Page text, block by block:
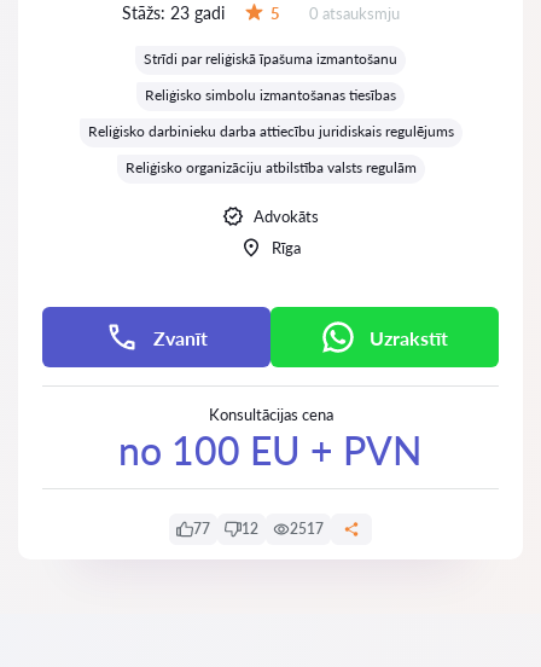
Stāžs: 23 gadi 5 Atsauksmes:
0 atsauksmju
Strīdi par reliģiskā īpašuma izmantošanu
Reliģisko simbolu izmantošanas tiesības
Reliģisko darbinieku darba attiecību juridiskais regulējums
Reliģisko organizāciju atbilstība valsts regulām
Advokāts
Rīga
Zvanīt Uzrakstīt
Konsultācijas cena
no 100 EU + PVN
77 12 2517